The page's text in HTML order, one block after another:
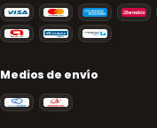
Medios de envío